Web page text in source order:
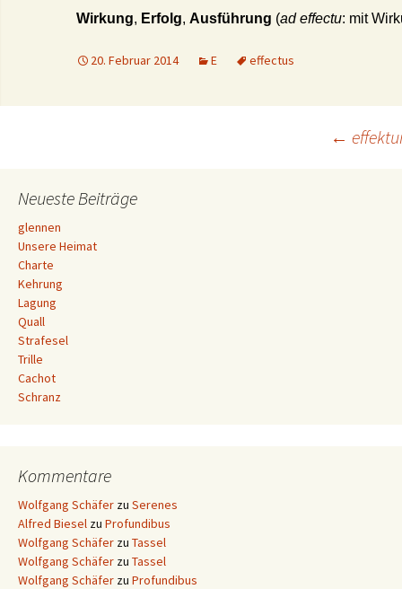
Wirkung, Erfolg, Ausführung (ad effectu: mit
20. Februar 2014 E effectus
Navigation
←
Neueste Beiträge
glennen
Unsere Heimat
Charte
Kehrung
Lagung
Quall
Strafesel
Trille
Cachot
Schranz
Kommentare
Wolfgang Schäfer zu Serenes
Alfred Biesel zu Profundibus
Wolfgang Schäfer zu Tassel
Wolfgang Schäfer zu Tassel
Wolfgang Schäfer zu Profundibus